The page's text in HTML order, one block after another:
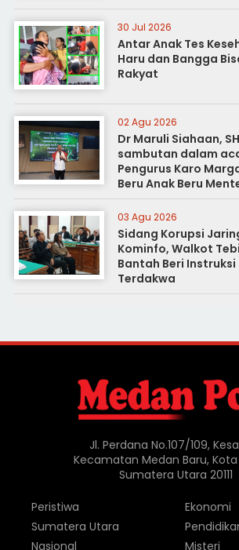
30 Jul 2026
Antar Anak Tes
Haru dan Bangga
Rakyat
02 Agu 2026
Dr Maruli Siahaan,
sambutan dalam
Pengurus Karo
Beru Anak Beru
Medan
03 Agu 2026
Sidang Korupsi
Kominfo, Walkot
Bantah Beri
Terdakwa
Jl. Perdana No.107/109,
Kecamatan Medan Baru,
Sumatera Utara 20111
Peristiwa
Sumatera Utara
Nasional
Ekonomi
Misteri